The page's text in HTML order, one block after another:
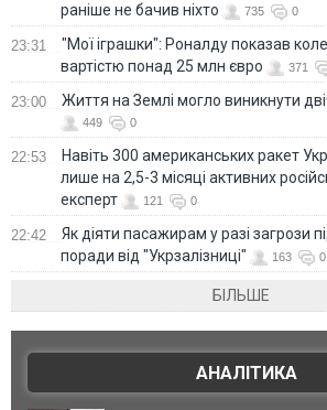
раніше не бачив ніхто
735 0
23:31
"Мої іграшки": Роналду показав
вартістю понад 25 млн євро
371
23:00 Життя на Землі могло виникнути
449 0
22:53
Навіть 300 американських ракет
лише на 2,5-3 місяці активних
експерт
121 0
22:42
Як діяти пасажирам у разі загрози
поради від "Укрзалізниці"
163 0
БІЛЬШЕ
АНАЛІТИКА